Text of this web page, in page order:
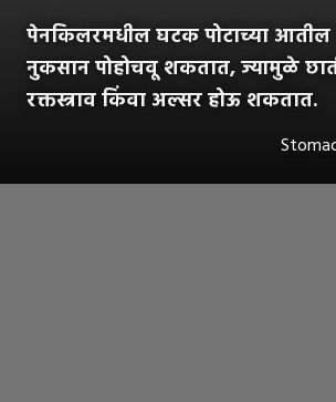
पेनकिलरमधील घटक पोटाच्या
नुकसान पोहोचवू शकतात, ज्यामुळे
रक्तस्त्राव किंवा अल्सर होऊ शकतात.